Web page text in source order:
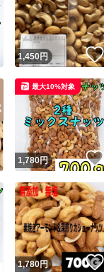
いいね！
1,450円
いいね！
1,780円
最大10%対象
いいね！
1,780円